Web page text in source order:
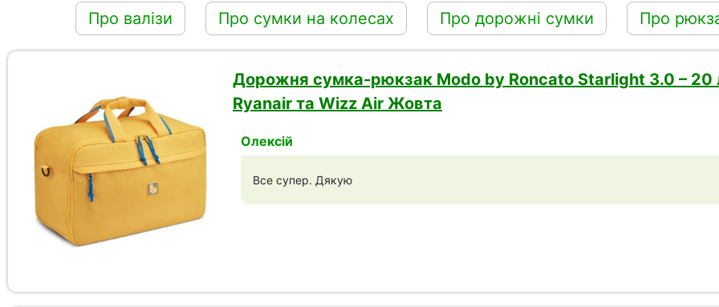
Про валізи Про сумки на колесах Про дорожні сумки Про
Дорожня сумка-рюкзак Modo by Roncato Starlight 3.0 – 20
Ryanair та Wizz Air Жовта
Олексій
Все супер. Дякую